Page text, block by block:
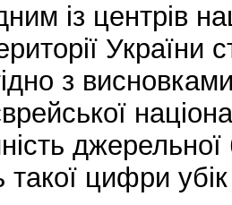
із центрів
з
такої цифри